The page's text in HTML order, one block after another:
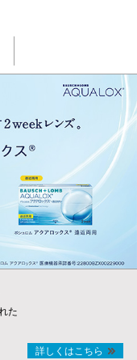
た
詳しくはこちら